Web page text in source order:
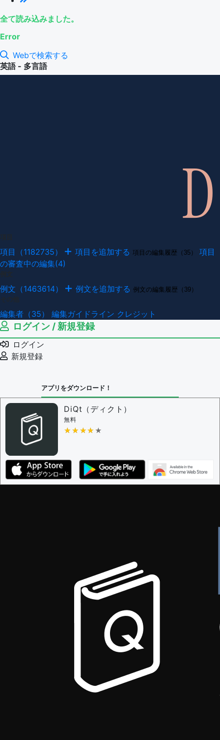
全て読み込みました。
Error
Webで検索する
英語 - 多言語
項目（1182735） 項目を追加する 項目の編集履歴（35）
項目
の審査中の編集(4)
例文（1463614） 例文を追加する 例文の編集履歴（39）
編集者（35） 編集ガイドライン クレジット
ログイン / 新規登録
ログイン
新規登録
アプリをダウンロード！
DiQt（ディクト）
無料
★★★★★
★★★★★